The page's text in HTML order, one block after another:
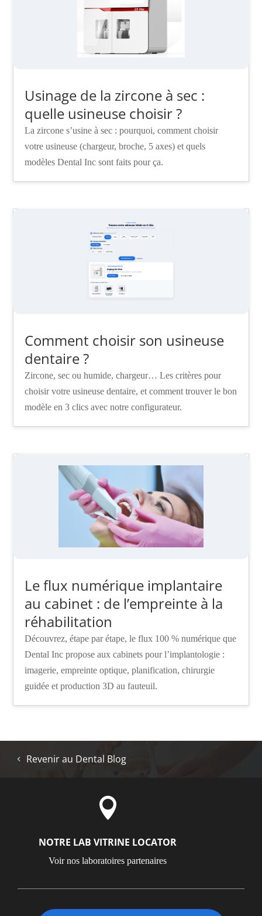
Usinage de la zircone à sec :
quelle usineuse choisir ?
La zircone s’usine à sec : pourquoi, comment choisir
votre usineuse (chargeur, broche, 5 axes) et quels
modèles Dental Inc sont faits pour ça.
Comment choisir son usineuse
dentaire ?
Zircone, sec ou humide, chargeur… Les critères pour
choisir votre usineuse dentaire, et comment trouver le bon
modèle en 3 clics avec notre configurateur.
Le flux numérique implantaire
au cabinet : de l’empreinte à la
réhabilitation
Découvrez, étape par étape, le flux 100 % numérique que
Dental Inc propose aux cabinets pour l’implantologie :
imagerie, empreinte optique, planification, chirurgie
guidée et production 3D au fauteuil.
Revenir au Dental Blog

NOTRE LAB VITRINE LOCATOR
Voir nos laboratoires partenaires